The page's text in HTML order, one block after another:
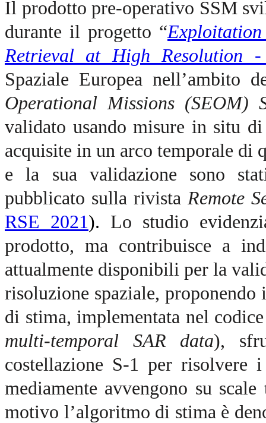
Il prodotto pre-operativo SSM
durante il progetto “
Retrieval at High Resolution -
Spaziale Europea nell’ambito
Operational Missions (SEOM)
validato usando misure in situ
acquisite in un arco temporale di
e la sua validazione sono
pubblicato sulla rivista Remote
RSE 2021). Lo studio
prodotto, ma contribuisce a
attualmente disponibili per la
risoluzione spaziale,
di stima, implementata nel
multi-temporal SAR data),
costellazione S-1 per risolvere
mediamente avvengono su
motivo l’algoritmo di stima è